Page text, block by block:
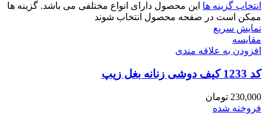
انتخاب گزینه ها این محصول دارای انواع مختلفی می باشد. گزینه ها
ممکن است در صفحه محصول انتخاب شوند
نمایش سریع
مقايسه
افزودن به علاقه مندی
کد 1233 کیف دوشی زنانه بغل زیپ
230,000 تومان
فروخته شده